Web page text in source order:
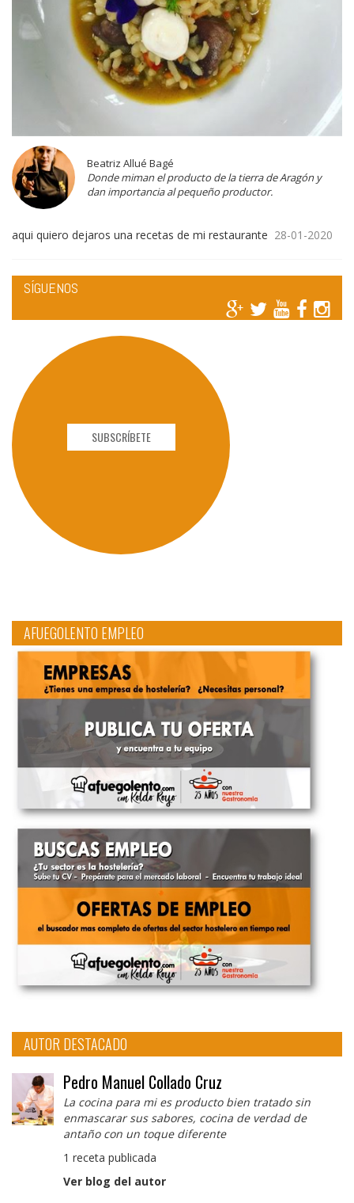
Beatriz Allué Bagé
Donde miman el producto de la tierra de Aragón y
dan importancia al pequeño productor.
aqui quiero dejaros una recetas de mi restaurante 28-01-2020
SÍGUENOS
SUBSCRÍBETE
AFUEGOLENTO EMPLEO
AUTOR DESTACADO
Pedro Manuel Collado Cruz
La cocina para mi es producto bien tratado sin
enmascarar sus sabores, cocina de verdad de
antaño con un toque diferente
1 receta publicada
Ver blog del autor